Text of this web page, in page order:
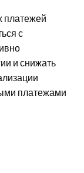
платежей
с
и снижать
платежами